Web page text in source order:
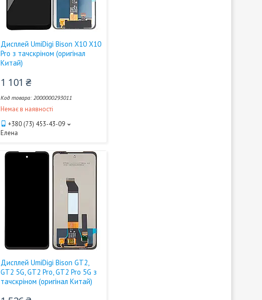
Дисплей UmiDigi Bison X10 X10
Pro з тачскріном (оригінал
Китай)
1 101 ₴
2000000293011
Немає в наявності
+380 (73) 453-43-09
Елена
Дисплей UmiDigi Bison GT2,
GT2 5G, GT2 Pro, GT2 Pro 5G з
тачскріном (оригінал Китай)